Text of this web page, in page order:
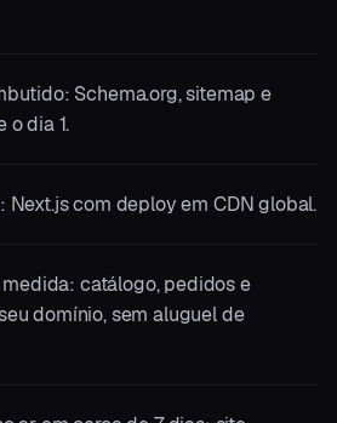
Schema.org, sitemap e
o dia 1.
Next.js com deploy em CDN global.
catálogo, pedidos e
domínio, sem aluguel de